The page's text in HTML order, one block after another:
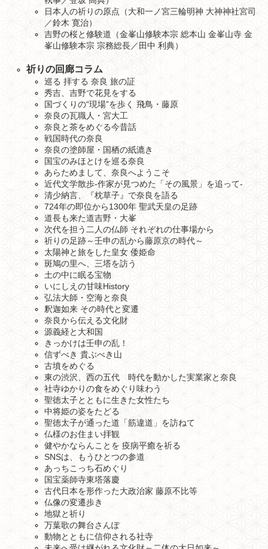
日本人の祈りの原点（大和一ノ宮三輪明神 大神神社宮司
／鈴木 寛治）
吉野の桜と修験道（金峯山修験本宗 総本山 金峯山寺 金
峯山修験本宗 宗務総長／田中 利典）
祈りの回廊コラム
巡る 拝する 奈良 旅の証
秀吉、吉野で花見をする
国づくりの“現場”を歩く 飛鳥・藤原
奈良の瓦職人・宮大工
奈良と茶をめぐる今昔話
戦国時代の奈良
奈良の塗師屋・国栖の紙漉き
国宝のみほとけを巡る奈良
あらためまして、奈良へようこそ
近代文学散歩-作家が見つめた「その風景」を追って-
清少納言、『枕草子』で奈良を語る
724年の即位から1300年 聖武天皇の足跡
道長も来た道吉野・大峯
次代を担う二人の仏師 それぞれの仕事場から
祈りの足跡～壬申の乱から藤原京の時代～
太陽神と旅をした皇女 倭姫命
斑鳩の里へ、三塔を訪う
土の中に眠る宝物
いにしえの甘味History
弘法大師・空海と奈良
釈迦如来 その時代と変遷
奈良から伝える文化財
源義経と大和国
きっかけは壬申の乱！
信ずべき 貴ぶべき山
古墳をめぐる
東の渋沢、西の五代 時代を動かした実業家と奈良
社寺ゆかりの食をめぐり味わう
聖徳太子とともに生きた女性たち
中将姫の姿をたどる
聖徳太子が通った道「筋違道」を訪ねて
仏様のお住まい拝観
健やかならんことを 疫病平癒を祈る
SNSは、もうひとつの参道
あっちこっち石めぐり
国宝薬師寺東塔落慶
古代日本を形作った大政治家 藤原不比等
仏像の変遷歩き
地獄と祈り
万葉歌の舞台さんぽ
動物とともに信仰される社寺